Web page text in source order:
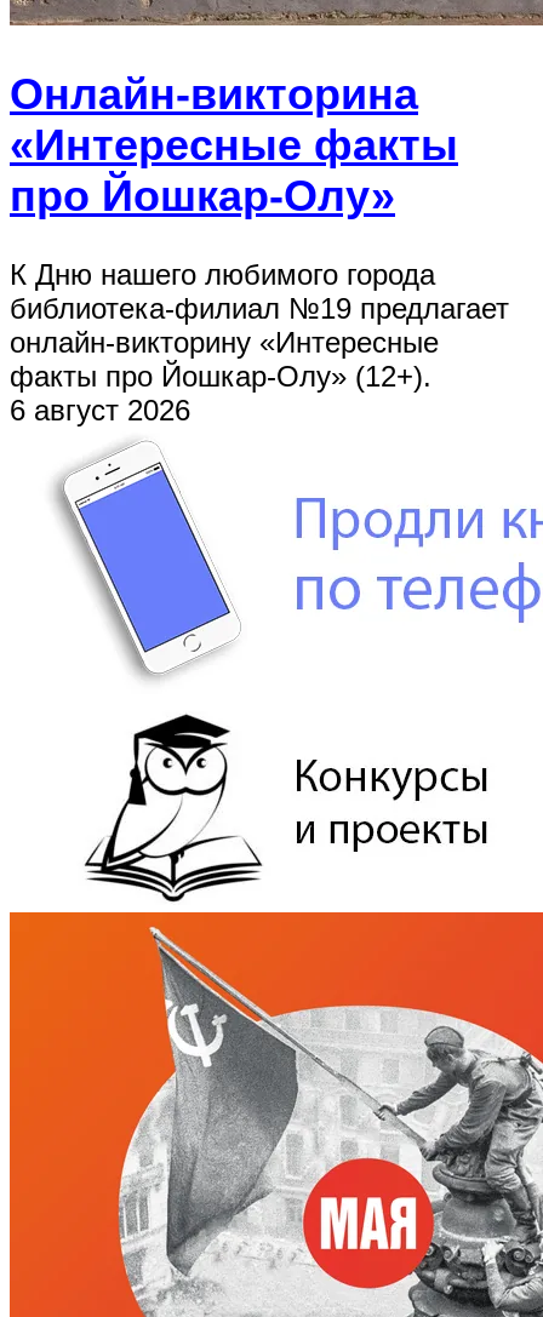
Онлайн-викторина
«Интересные факты
про Йошкар-Олу»
К Дню нашего любимого города
библиотека-филиал №19 предлагает
онлайн-викторину «Интересные
факты про Йошкар-Олу» (12+).
6 август 2026